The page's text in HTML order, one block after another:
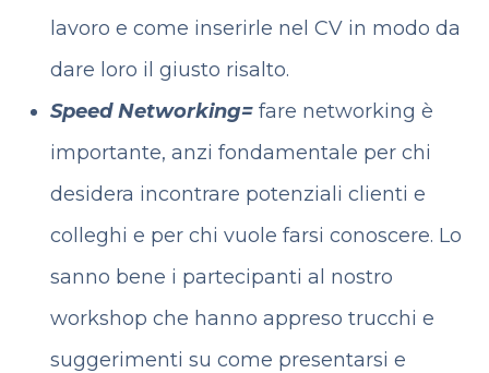
lavoro e come inserirle nel CV in modo da
dare loro il giusto risalto.
Speed Networking=fare networking è
importante, anzi fondamentale per chi
desidera incontrare potenziali clienti e
colleghi e per chi vuole farsi conoscere. Lo
sanno bene i partecipanti al nostro
workshop che hanno appreso trucchi e
suggerimenti su come presentarsi e